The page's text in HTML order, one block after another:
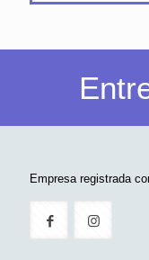
Empresa registrada